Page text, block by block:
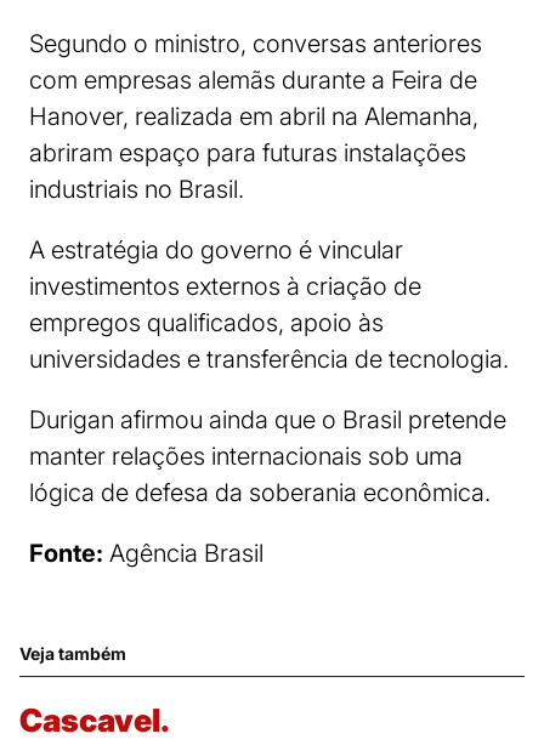
Segundo o ministro, conversas anteriores
com empresas alemãs durante a Feira de
Hanover, realizada em abril na Alemanha,
abriram espaço para futuras instalações
industriais no Brasil.
A estratégia do governo é vincular
investimentos externos à criação de
empregos qualificados, apoio às
universidades e transferência de tecnologia.
Durigan afirmou ainda que o Brasil pretende
manter relações internacionais sob uma
lógica de defesa da soberania econômica.
Fonte: Agência Brasil
Veja também
Cascavel.